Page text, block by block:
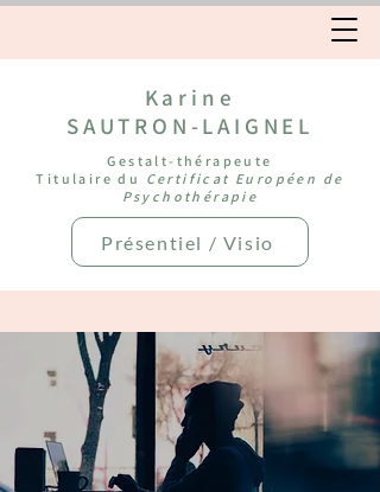
Karine
SAUTRON-LAIGNEL
Gestalt-thérapeute
Titulaire du Certificat Européen de
Psychothérapie
Présentiel / Visio